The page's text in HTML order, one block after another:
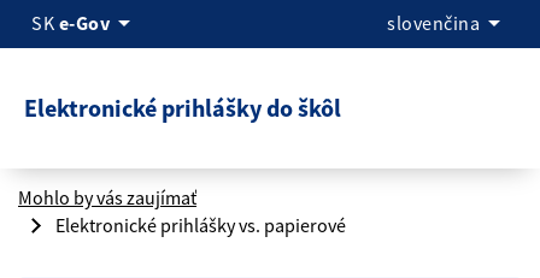
SK e-Gov arrow_drop_down slovenčina arrow_drop_down
Elektronické prihlášky do škôl
Mohlo by vás zaujímať
Elektronické prihlášky vs. papierové